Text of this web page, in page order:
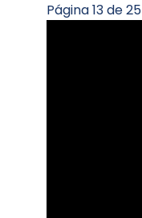
Página 13 de 25